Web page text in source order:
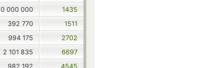
000 000
1435
392 770
1511
994 175
2702
2 101 835
6697
982 192
4545